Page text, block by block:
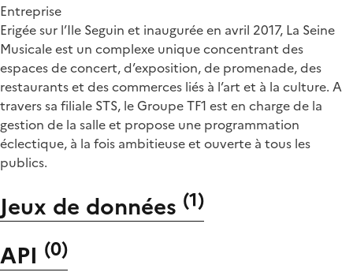
Entreprise
Erigée sur l’Ile Seguin et inaugurée en avril 2017, La Seine
Musicale est un complexe unique concentrant des
espaces de concert, d’exposition, de promenade, des
restaurants et des commerces liés à l’art et à la culture. A
travers sa filiale STS, le Groupe TF1 est en charge de la
gestion de la salle et propose une programmation
éclectique, à la fois ambitieuse et ouverte à tous les
publics.
Jeux de données (1)
API (0)